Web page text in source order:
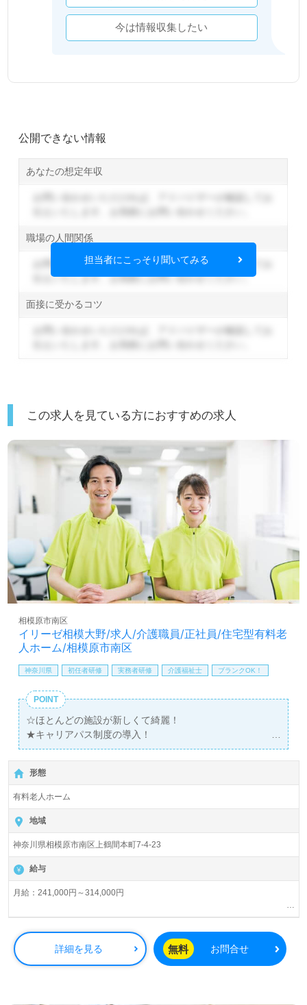
今は情報収集したい
公開できない情報
あなたの想定年収
職場の人間関係
お問い合わせいただければ、アドバイザーが確認してお
伝えいたします。お気軽にお問い合わせください。
面接に受かるコツ
担当者にこっそり聞いてみる
この求人を見ている方におすすめの求人
イリーゼ相模大野/求人/介護職員/正社員/住宅型有料老
人ホーム/相模原市南区
相模原市南区
神奈川県 初任者研修 実務者研修 介護福祉士 ブランクOK！
POINT
☆ほとんどの施設が新しくて綺麗！
★キャリアパス制度の導入！
☆充実した講義・研修も揃えています！
応募資格は、第一に当社企業理念に共感して頂けること、
そして人柄で判断いたします。
形態
有料老人ホーム
地域
神奈川県相模原市南区上鶴間本町7-4-23
給与
月給：241,000円～314,000円
住宅手当：10,000～15,000円（規定あり）
子供手当：8,000円/1人
徒歩・自転車通勤手当
資格手当
残業手当
詳細を見る 無料 お問合せ